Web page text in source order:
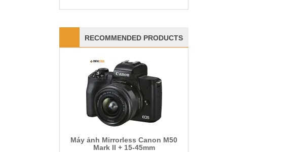
RECOMMENDED PRODUCTS
Máy ảnh Mirrorless Canon M50
Mark II + 15-45mm